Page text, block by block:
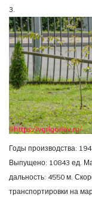
3.
Годы производства:
Выпущено: 10843 ед.
дальность: 4550 м.
транспортировки на